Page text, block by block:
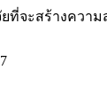
ที่จะสร้างควา